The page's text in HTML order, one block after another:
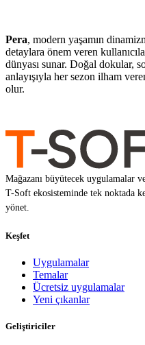
Pera, modern yaşamın
detaylara önem veren
dünyası sunar. Doğal dokular,
anlayışıyla her sezon ilham
olur.
Mağazanı büyütecek uygulamalar
T-Soft ekosisteminde tek noktada
yönet.
Keşfet
Uygulamalar
Temalar
Ücretsiz uygulamalar
Yeni çıkanlar
Geliştiriciler